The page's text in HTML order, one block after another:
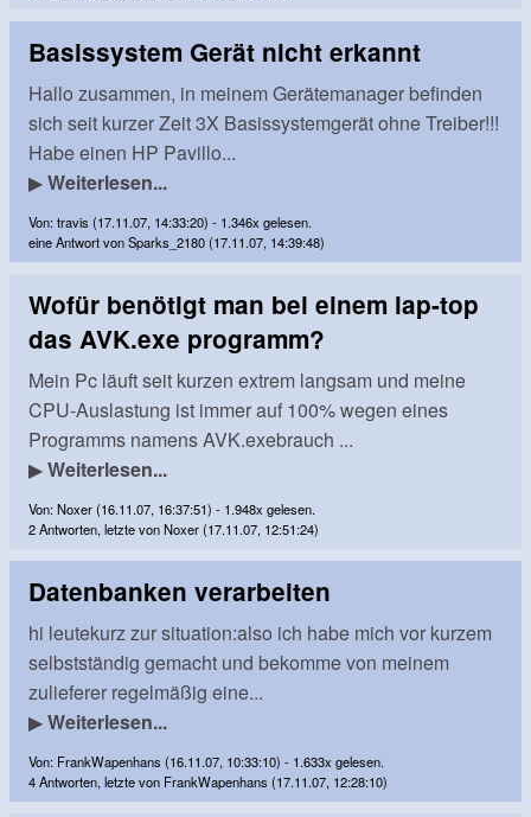
Basissystem Gerät nicht erkannt
Hallo zusammen, in meinem Gerätemanager befinden
sich seit kurzer Zeit 3X Basissystemgerät ohne Treiber!!!
Habe einen HP Pavillo...
▶Weiterlesen...
Von: travis (17.11.07, 14:33:20) - 1.346x gelesen.
eine Antwort von Sparks_2180 (17.11.07, 14:39:48)
Wofür benötigt man bei einem lap-top
das AVK.exe programm?
Mein Pc läuft seit kurzen extrem langsam und meine
CPU-Auslastung ist immer auf 100% wegen eines
Programms namens AVK.exebrauch ...
▶Weiterlesen...
Von: Noxer (16.11.07, 16:37:51) - 1.948x gelesen.
2 Antworten, letzte von Noxer (17.11.07, 12:51:24)
Datenbanken verarbeiten
hi leutekurz zur situation:also ich habe mich vor kurzem
selbstständig gemacht und bekomme von meinem
zulieferer regelmäßig eine...
▶Weiterlesen...
Von: FrankWapenhans (16.11.07, 10:33:10) - 1.633x gelesen.
4 Antworten, letzte von FrankWapenhans (17.11.07, 12:28:10)